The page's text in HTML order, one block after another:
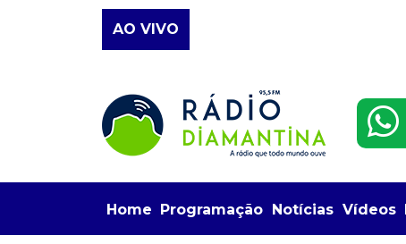
AO VIVO
Home Programação Notícias Vídeos